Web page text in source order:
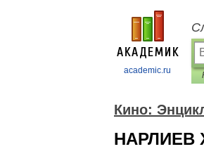
academic.ru
Кино:
НАРЛИЕВ